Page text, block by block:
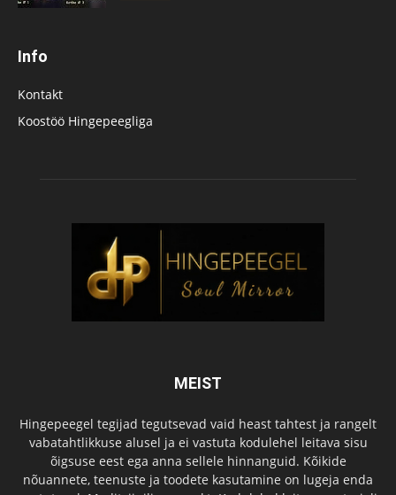
Info
Kontakt
Koostöö Hingepeegliga
MEIST
Hingepeegel tegijad tegutsevad vaid heast tahtest ja rangelt
vabatahtlikkuse alusel ja ei vastuta kodulehel leitava sisu
õigsuse eest ega anna sellele hinnanguid. Kõikide
nõuannete, teenuste ja toodete kasutamine on lugeja enda